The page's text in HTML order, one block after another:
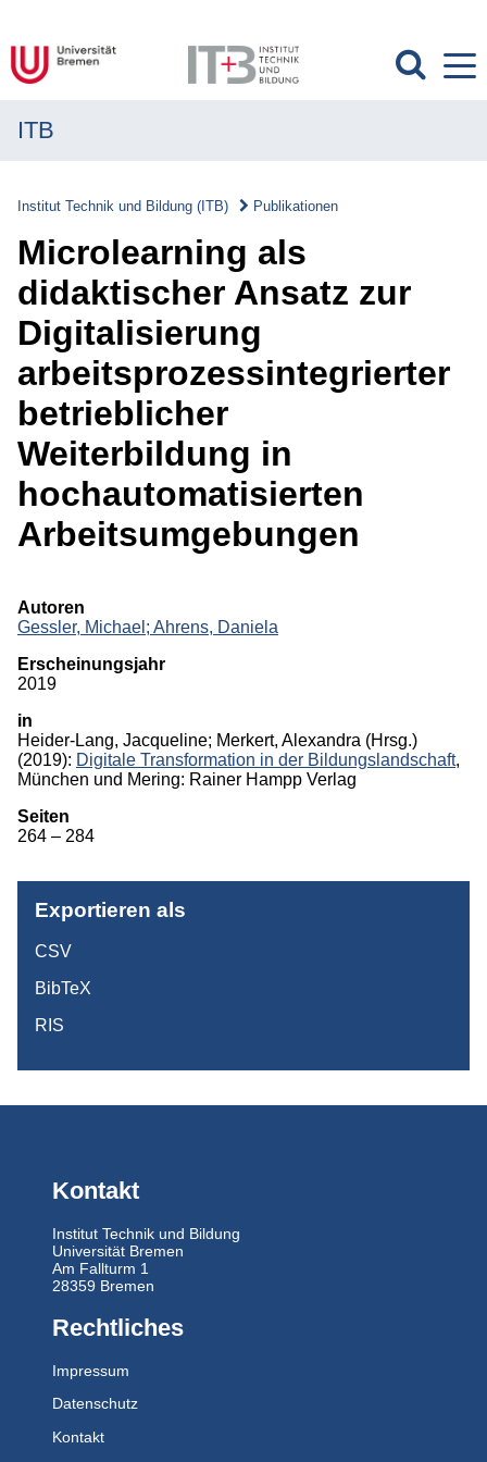
Transfer
Projekte
Publikationen
Publikationen
Überblick
Monographien
Beiträge in Sammelbänden
ITB-Forschungsberichte
Studium
ITB
Institut Technik und Bildung (ITB) Publikationen
Microlearning als
didaktischer Ansatz zur
Digitalisierung
arbeitsprozessintegrierter
betrieblicher
Weiterbildung in
hochautomatisierten
Arbeitsumgebungen
Autoren
Gessler, Michael; Ahrens, Daniela
Erscheinungsjahr
2019
in
Heider-Lang, Jacqueline; Merkert, Alexandra (Hrsg.)
(2019): Digitale Transformation in der Bildungslandschaft,
München und Mering: Rainer Hampp Verlag
Seiten
264 – 284
Exportieren als
CSV
BibTeX
RIS
Kontakt
Institut Technik und Bildung
Universität Bremen
Am Fallturm 1
28359 Bremen
Rechtliches
Impressum
Datenschutz
Kontakt